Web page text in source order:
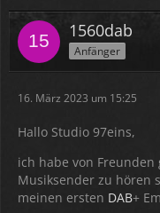
1560dab
Anfänger
16. März 2023 um 15:25
Hallo Studio 97eins,
ich habe von
Musiksender zu hören
meinen ersten DAB+